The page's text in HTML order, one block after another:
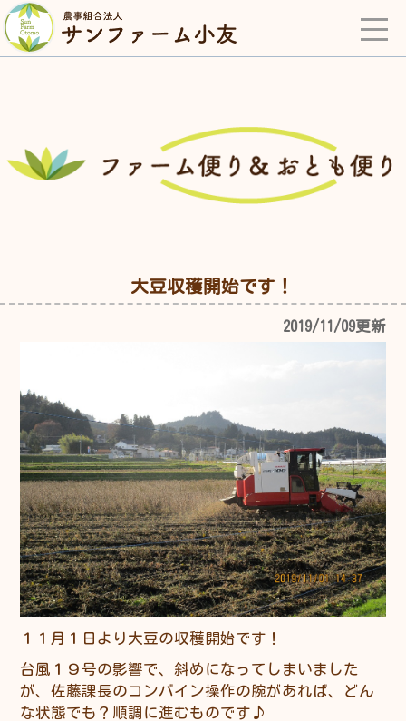
大豆収穫開始です！
2019/11/09更新
１１月１日より大豆の収穫開始です！
台風１９号の影響で、斜めになってしまいました
が、佐藤課長のコンバイン操作の腕があれば、どん
な状態でも？順調に進むものです♪